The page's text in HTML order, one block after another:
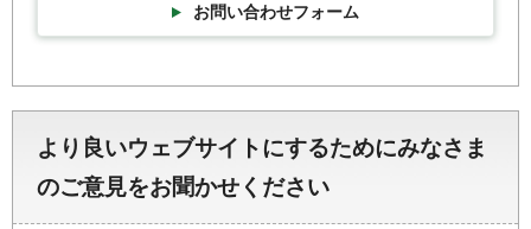
お問い合わせフォーム
より良いウェブサイトにするためにみなさま
のご意見をお聞かせください